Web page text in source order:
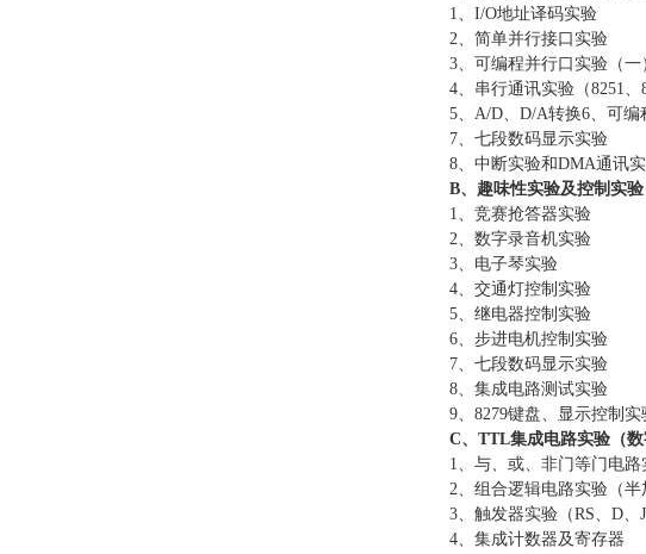
1、I/O地址译码实验
2、简单并行接口实验
3、可编程并行口实验（一
4、串行通讯实验（8251、
5、A/D、D/A转换6、可
7、七段数码显示实验
8、中断实验和DMA通讯
B、趣味性实验及控制实验
1、竞赛抢答器实验
2、数字录音机实验
3、电子琴实验
4、交通灯控制实验
5、继电器控制实验
6、步进电机控制实验
7、七段数码显示实验
8、集成电路测试实验
9、8279键盘、显示控制实
C、TTL集成电路实验（数
1、与、或、非门等门电路
2、组合逻辑电路实验（半
3、触发器实验（RS、D、
4、集成计数器及寄存器